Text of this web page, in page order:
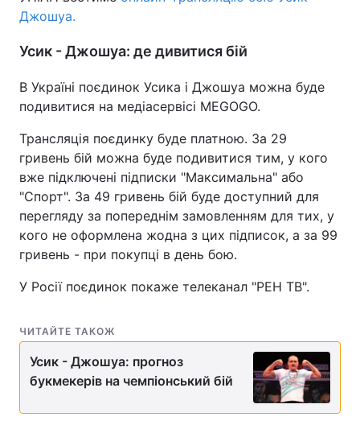
Джошуа.
Усик - Джошуа: де дивитися бій
В Україні поєдинок Усика і Джошуа можна буде
подивитися на медіасервісі MEGOGO.
Трансляція поєдинку буде платною. За 29
гривень бій можна буде подивитися тим, у кого
вже підключені підписки "Максимальна" або
"Спорт". За 49 гривень бій буде доступний для
перегляду за попереднім замовленням для тих, у
кого не оформлена жодна з цих підписок, а за 99
гривень - при покупці в день бою.
У Росії поєдинок покаже телеканал "РЕН ТВ".
ЧИТАЙТЕ ТАКОЖ
Усик - Джошуа: прогноз
букмекерів на чемпіонський бій